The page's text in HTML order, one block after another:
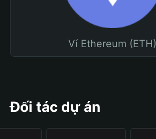
Ví Ethereum (ETH)
Đối tác dự án